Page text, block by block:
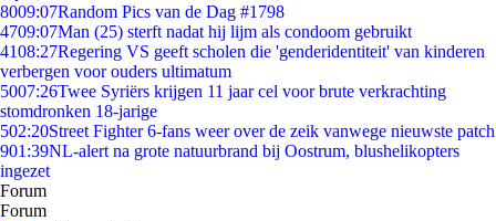
8009:07Random Pics van de Dag #1798
4709:07Man (25) sterft nadat hij lijm als condoom gebruikt
4108:27Regering VS geeft scholen die 'genderidentiteit' van kinderen
verbergen voor ouders ultimatum
5007:26Twee Syriërs krijgen 11 jaar cel voor brute verkrachting
stomdronken 18-jarige
502:20Street Fighter 6-fans weer over de zeik vanwege nieuwste patch
901:39NL-alert na grote natuurbrand bij Oostrum, blushelikopters
ingezet
Forum
Forum